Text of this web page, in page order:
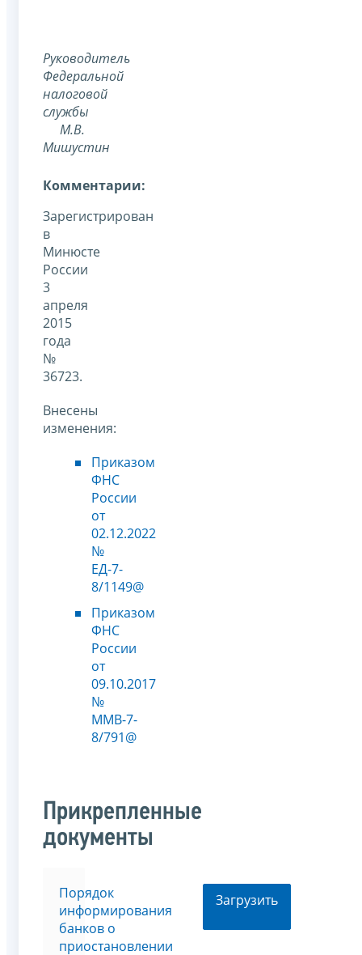
Руководитель
Федеральной
налоговой
службы
М.В.
Мишустин
Комментарии:
Зарегистрирован
в
Минюсте
России
3
апреля
2015
года
№
36723.
Внесены
изменения:
Приказом
ФНС
России
от
02.12.2022
№
ЕД-7-
8/1149@
Приказом
ФНС
России
от
09.10.2017
№
ММВ-7-
8/791@
Прикрепленные
документы
Порядок
информирования
банков о
приостановлении
Загрузить